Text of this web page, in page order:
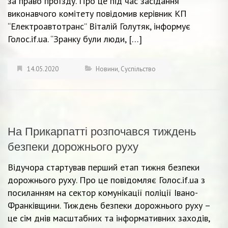
виконавчого комітету повідомив керівник КП
“Електроавтотранс” Віталій Голутяк, інформує
Голос.if.ua. “Зранку були люди, […]
14.05.2020 Новини, Суспільство
На Прикарпатті розпочався тиждень
безпеки дорожнього руху
Відучора стартував перший етап тижня безпеки
дорожнього руху. Про це повідомляє Голос.if.ua з
посиланням на сектор комунікації поліції Івано-
Франківщини. Тиждень безпеки дорожнього руху –
це сім днів масштабних та інформативних заходів,